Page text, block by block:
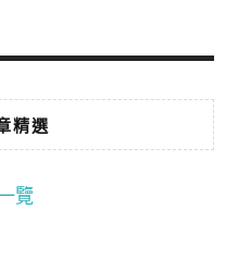
精選
覽